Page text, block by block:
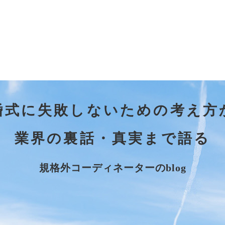
式に失敗しないための考え方
業界の裏話・真実まで語る
規格外コーディネーターのblog